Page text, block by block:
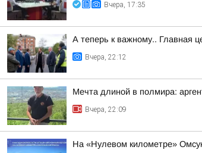
Вчера, 17:35
А теперь к важному.. Главная
Вчера, 22:12
Мечта длиной в полмира:
Вчера, 22:09
На «Нулевом километре»